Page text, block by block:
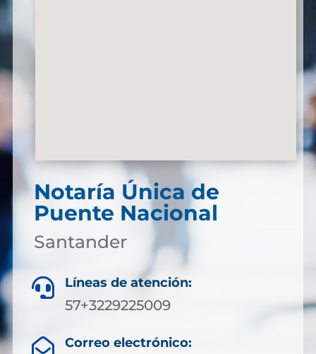
Notaría Única de
Puente Nacional
Santander
 Líneas de atención:
57+3229225009
 Correo electrónico: